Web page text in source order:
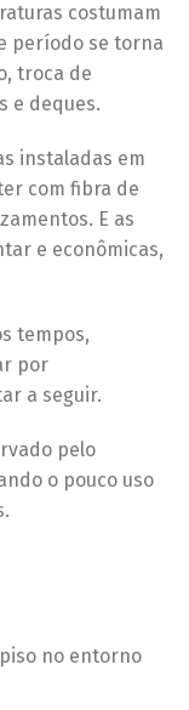
costumam
período se torna
troca de
e deques.
instaladas em
com fibra de
E as
e econômicas,
tempos,
por
a seguir.
pelo
o pouco uso
no entorno